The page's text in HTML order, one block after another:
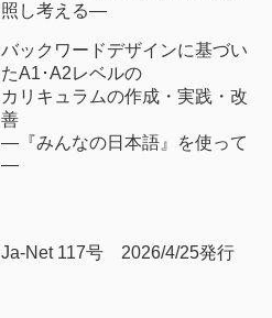
照し考える―
バックワードデザインに基づい
たA1･A2レベルの
カリキュラムの作成・実践・改
善
―『みんなの日本語』を使って
―
Ja-Net 117号 2026/4/25発行